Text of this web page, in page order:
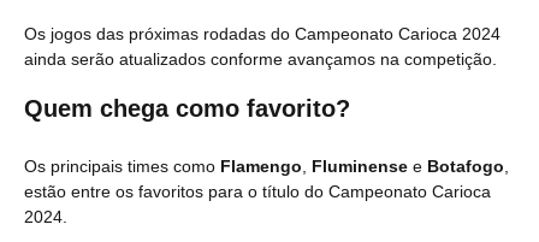
Os jogos das próximas rodadas do Campeonato Carioca 2024
ainda serão atualizados conforme avançamos na competição.
Quem chega como favorito?
Os principais times como Flamengo Fluminense e Botafogo
estão entre os favoritos para o título do Campeonato Carioca
2024.